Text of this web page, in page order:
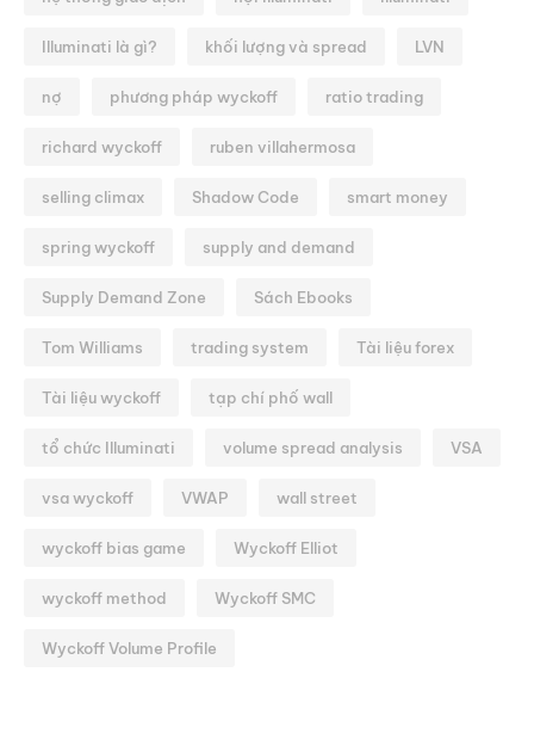
Illuminati là gì? khối lượng và spread LVN
nợ phương pháp wyckoff ratio trading
richard wyckoff ruben villahermosa
selling climax Shadow Code smart money
spring wyckoff supply and demand
Supply Demand Zone Sách Ebooks
Tom Williams trading system Tài liệu forex
Tài liệu wyckoff tạp chí phố wall
tổ chức Illuminati volume spread analysis VSA
vsa wyckoff VWAP wall street
wyckoff bias game Wyckoff Elliot
wyckoff method Wyckoff SMC
Wyckoff Volume Profile